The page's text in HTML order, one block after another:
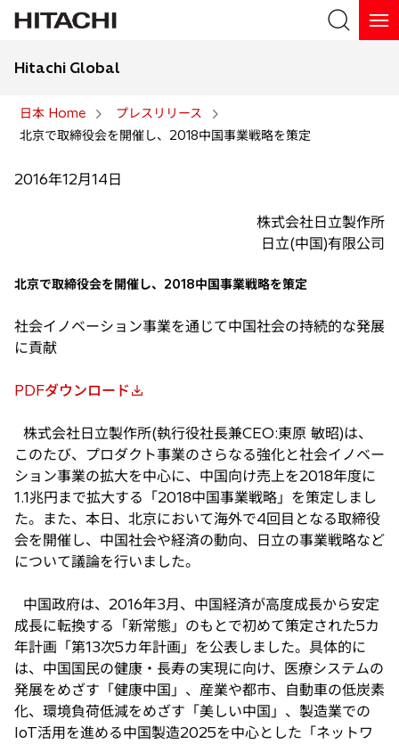
Hitachi Global
日本 Home
プレスリリース
北京で取締役会を開催し、2018中国事業戦略を策定
2016年12月14日
株式会社日立製作所
日立(中国)有限公司
北京で取締役会を開催し、2018中国事業戦略を策定
社会イノベーション事業を通じて中国社会の持続的な発展
に貢献
PDFダウンロード
新
い
タ
ブ
で
開
く
株式会社日立製作所(執行役社長兼CEO:東原 敏昭)は、
このたび、プロダクト事業のさらなる強化と社会イノベー
ション事業の拡大を中心に、中国向け売上を2018年度に
1.1兆円まで拡大する「2018中国事業戦略」を策定しまし
た。また、本日、北京において海外で4回目となる取締役
会を開催し、中国社会や経済の動向、日立の事業戦略など
について議論を行いました。
中国政府は、2016年3月、中国経済が高度成長から安定
成長に転換する「新常態」のもとで初めて策定された5カ
年計画「第13次5カ年計画」を公表しました。具体的に
は、中国国民の健康・長寿の実現に向け、医療システムの
発展をめざす「健康中国」、産業や都市、自動車の低炭素
化、環境負荷低減をめざす「美しい中国」、製造業での
IoT活用を進める中国製造2025を中心とした「ネットワ